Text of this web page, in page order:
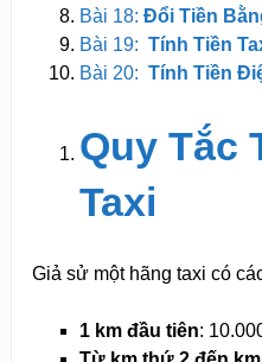
Bài 18: Đổi Tiền
Bài 19: Tính Tiền
Bài 20: Tính Tiền
Quy Tắc
Taxi
Giả sử một hãng taxi có
1 km đầu tiên: